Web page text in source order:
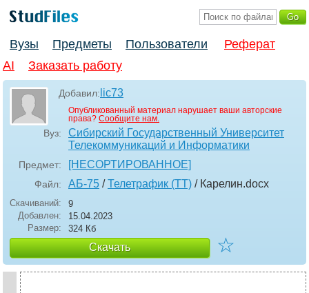
Вузы Предметы Пользователи
Реферат
AI
Заказать работу
Добавил: lic73
Опубликованный материал нарушает ваши авторские
права? Сообщите нам.
Вуз:
Сибирский Государственный Университет
Телекоммуникаций и Информатики
Предмет: [НЕСОРТИРОВАННОЕ]
Файл: АБ-75 /Телетрафик (ТТ) / Карелин.docx
Скачиваний:
9
Добавлен:
15.04.2023
Размер:
324 Кб
Скачать ☆